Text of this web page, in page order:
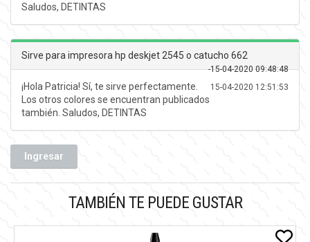
Saludos, DETINTAS
Sirve para impresora hp deskjet 2545 o catucho 662
-15-04-2020 09:48:48
15-04-2020 12:51:53
¡Hola Patricia! Sí, te sirve perfectamente.
Los otros colores se encuentran publicados
también. Saludos, DETINTAS
Ingresar
TAMBIÉN TE PUEDE GUSTAR